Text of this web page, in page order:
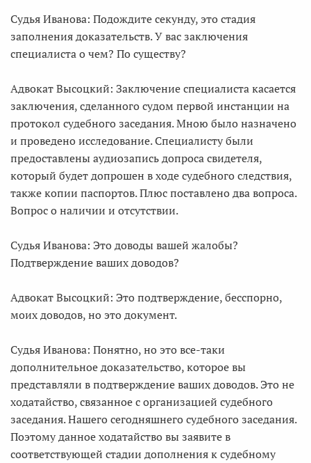
Судья Иванова: Подождите секунду, это стадия
заполнения доказательств. У вас заключения
специалиста о чем? По существу?
Адвокат Высоцкий: Заключение специалиста касается
заключения, сделанного судом первой инстанции на
протокол судебного заседания. Мною было назначено
и проведено исследование. Специалисту были
предоставлены аудиозапись допроса свидетеля,
который будет допрошен в ходе судебного следствия,
также копии паспортов. Плюс поставлено два вопроса.
Вопрос о наличии и отсутствии.
Судья Иванова: Это доводы вашей жалобы?
Подтверждение ваших доводов?
Адвокат Высоцкий: Это подтверждение, бесспорно,
моих доводов, но это документ.
Судья Иванова: Понятно, но это все-таки
дополнительное доказательство, которое вы
представляли в подтверждение ваших доводов. Это не
ходатайство, связанное с организацией судебного
заседания. Нашего сегодняшнего судебного заседания.
Поэтому данное ходатайство вы заявите в
соответствующей стадии дополнения к судебному